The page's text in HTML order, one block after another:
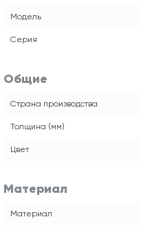
Модель
Серия
Общие
Страна производства
Толщина (мм)
Цвет
Материал
Материал